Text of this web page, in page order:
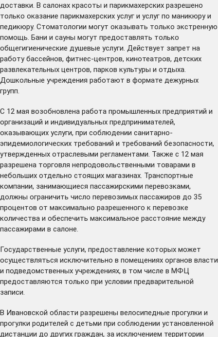
доставки. В салонах красоты и парикмахерских разрешено
только оказание парикмахерских услуг и услуг по маникюру и
педикюру. Стоматологии могут оказывать только экстренную
помощь. Бани и сауны могут предоставлять только
общегигиенические душевые услуги. Действует запрет на
работу бассейнов, фитнес-центров, кинотеатров, детских
развлекательных центров, парков культуры и отдыха.
Дошкольные учреждения работают в формате дежурных
групп.
С 12 мая возобновлена работа промышленных предприятий и
организаций и индивидуальных предпринимателей,
оказывающих услуги, при соблюдении санитарно-
эпидемиологических требований и требований безопасности,
утвержденных отраслевыми регламентами. Также с 12 мая
разрешена торговля непродовольственными товарами в
небольших отдельно стоящих магазинах. Транспортные
компании, занимающиеся пассажирскими перевозками,
должны ограничить число перевозимых пассажиров до 35
процентов от максимально разрешенного к перевозке
количества и обеспечить максимальное расстояние между
пассажирами в салоне.
Государственные услуги, предоставление которых может
осуществляться исключительно в помещениях органов власти
и подведомственных учреждениях, в том числе в МФЦ
предоставляются только при условии предварительной
записи.
В Ивановской области разрешены велосипедные прогулки и
прогулки родителей с детьми при соблюдении установленной
дистанции до других граждан, за исключением территории